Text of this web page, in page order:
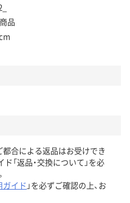
品
都合による返品はお受けでき
「返品・交換について」を必
ガイド 」を必ずご確認の上、お